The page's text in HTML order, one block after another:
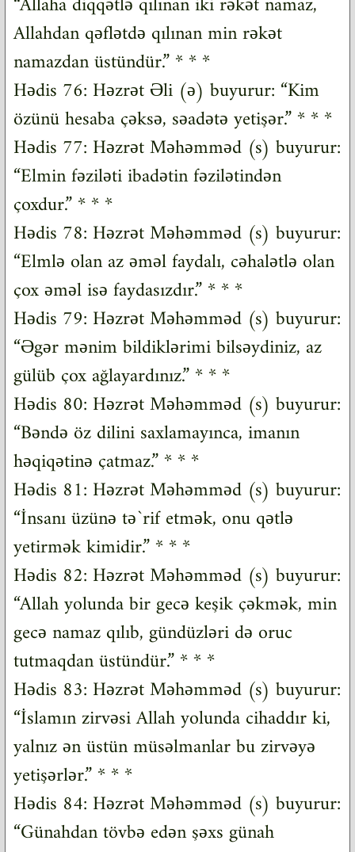
Allahdan qəflətdə qılınan min rəkət
namazdan üstündür.” * * *
Hədis 76: Həzrət Əli (ə) buyurur: “Kim
özünü hesaba çəksə, səadətə yetişər.” * * *
Hədis 77: Həzrət Məhəmməd (s) buyurur:
“Elmin fəziləti ibadətin fəzilətindən
çoxdur.” * * *
Hədis 78: Həzrət Məhəmməd (s) buyurur:
“Elmlə olan az əməl faydalı, cəhalətlə olan
çox əməl isə faydasızdır.” * * *
Hədis 79: Həzrət Məhəmməd (s) buyurur:
“Əgər mənim bildiklərimi bilsəydiniz, az
gülüb çox ağlayardınız.” * * *
Hədis 80: Həzrət Məhəmməd (s) buyurur:
“Bəndə öz dilini saxlamayınca, imanın
həqiqətinə çatmaz.” * * *
Hədis 81: Həzrət Məhəmməd (s) buyurur:
“İnsanı üzünə tə`rif etmək, onu qətlə
yetirmək kimidir.” * * *
Hədis 82: Həzrət Məhəmməd (s) buyurur:
“Allah yolunda bir gecə keşik çəkmək, min
gecə namaz qılıb, gündüzləri də oruc
tutmaqdan üstündür.” * * *
Hədis 83: Həzrət Məhəmməd (s) buyurur:
“İslamın zirvəsi Allah yolunda cihaddır ki,
yalnız ən üstün müsəlmanlar bu zirvəyə
yetişərlər.” * * *
Hədis 84: Həzrət Məhəmməd (s) buyurur:
“Günahdan tövbə edən şəxs günah